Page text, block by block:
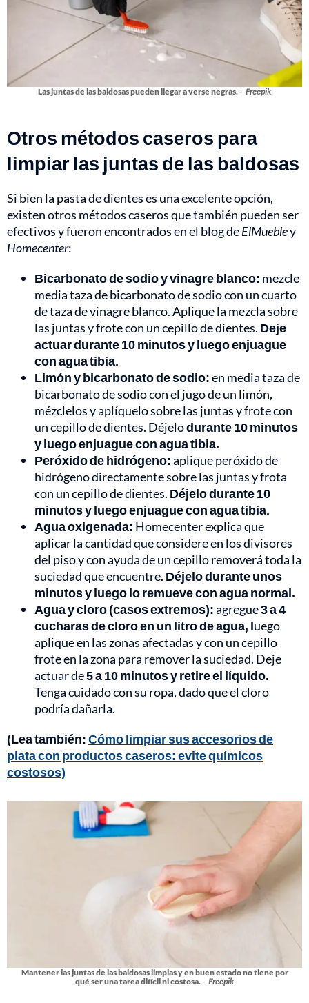
Las juntas de las baldosas pueden llegar a verse negras. - Freepik
Otros métodos caseros para
limpiar las juntas de las baldosas
Si bien la pasta de dientes es una excelente opción,
existen otros métodos caseros que también pueden ser
efectivos y fueron encontrados en el blog deElMuebley
Homecenter:
Bicarbonato de sodio y vinagre blanco: mezcle
media taza de bicarbonato de sodio con un cuarto
de taza de vinagre blanco. Aplique la mezcla sobre
las juntas y frote con un cepillo de dientes. Deje
actuar durante 10 minutos y luego enjuague
con agua tibia.
Limón y bicarbonato de sodio:en media taza de
bicarbonato de sodio con el jugo de un limón,
mézclelos y aplíquelo sobre las juntas y frote con
un cepillo de dientes. Déjelodurante 10 minutos
y luego enjuague con agua tibia.
Peróxido de hidrógeno:aplique peróxido de
hidrógeno directamente sobre las juntas y frota
con un cepillo de dientes. Déjelo durante 10
minutos y luego enjuague con agua tibia.
Agua oxigenada: Homecenter explica que
aplicar la cantidad que considere en los divisores
del piso y con ayuda de un cepillo removerá toda la
suciedad que encuentre. Déjelo durante unos
minutos y luego lo remueve con agua normal.
Agua y cloro (casos extremos):agregue3 a 4
cucharas de cloro en un litro de agua, luego
aplique en las zonas afectadas y con un cepillo
frote en la zona para remover la suciedad. Deje
actuar de5 a 10 minutos y retire el líquido.
Tenga cuidado con su ropa, dado que el cloro
podría dañarla.
(Lea también:Cómo limpiar sus accesorios de
plata con productos caseros: evite químicos
costosos)
Mantener las juntas de las baldosas limpias y en buen estado no tiene por
qué ser una tarea difícil ni costosa. - Freepik